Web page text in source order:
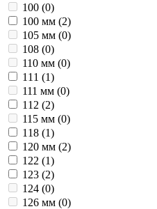
100 (0)
100 мм (2)
105 мм (0)
108 (0)
110 мм (0)
111 (1)
111 мм (0)
112 (2)
115 мм (0)
118 (1)
120 мм (2)
122 (1)
123 (2)
124 (0)
126 мм (0)